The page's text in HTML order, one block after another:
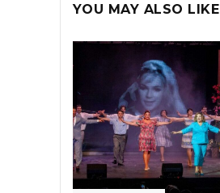
YOU MAY ALSO LIKE